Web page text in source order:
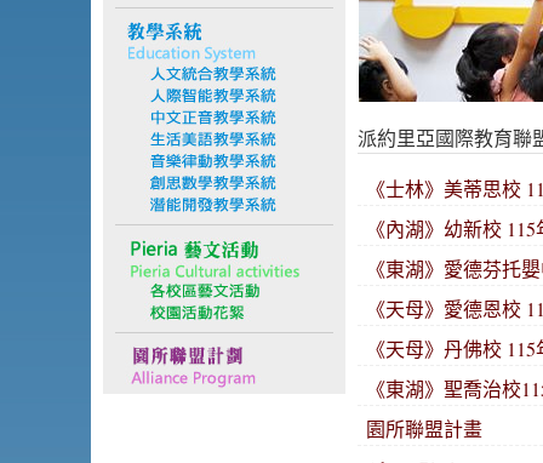
派約里亞國際教育聯
《士林》美蒂思校
《內湖》幼新校
《東湖》愛德芬托
《天母》愛德恩校
《天母》丹佛校
《東湖》聖喬治校
園所聯盟計畫